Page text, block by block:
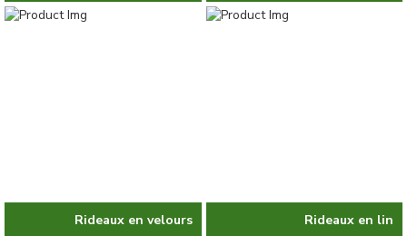
Rideaux en velours Rideaux en lin